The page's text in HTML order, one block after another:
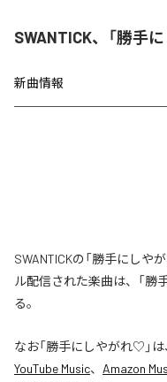
SWANTICK、「勝手
新曲情報
SWANTICKの「勝手にしや
ル配信された楽曲は、「勝
る。
なお「勝手にしやがれ♡ 」は
YouTube Music、 Amazon